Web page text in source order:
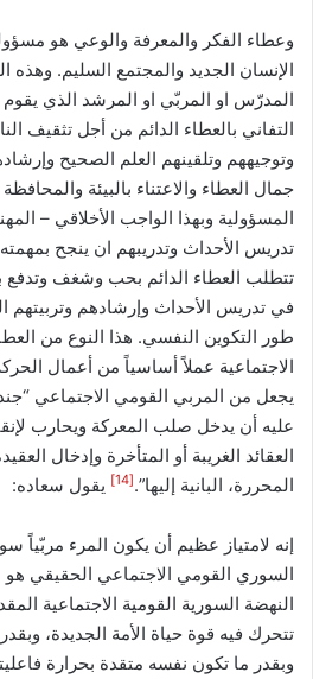
وعطاء الفكر والمعرفة والوعي هو
الإنسان الجديد والمجتمع السليم. وهذه
المدرّس او المربّي او المرشد الذي
التفاني بالعطاء الدائم من أجل تثقيف
وتوجيههم وتلقينهم العلم الصحيح
جمال العطاء والاعتناء بالبيئة
المسؤولية وبهذا الواجب الأخلاقي –
تدريس الأحداث وتدريبهم ان ينجح
تتطلب العطاء الدائم بحب وشغف وتدفع
في تدريس الأحداث وإرشادهم وتربيتهم
طور التكوين النفسي. هذا النوع من
الاجتماعية عملاً أساسياً من أعمال
يجعل من المربي القومي الاجتماعي
عليه أن يدخل صلب المعركة ويحارب
العقائد الغريبة أو المتأخرة وإدخال
المحررة، البانية إليها”.[14] يقول سعاده:
إنه لامتياز عظيم أن يكون المرء مربّياً
السوري القومي الاجتماعي الحقيقي
النهضة السورية القومية الاجتماعية
تتحرك فيه قوة حياة الأمة الجديدة،
وبقدر ما تكون نفسه متقدة بحرارة